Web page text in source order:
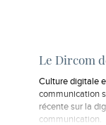
Le Dircom
Culture digitale
communication
récente sur la
communication.